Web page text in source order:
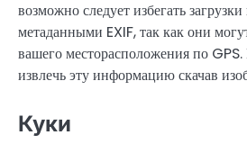
возможно следует избегать
метаданными EXIF, так как они
вашего месторасположения по
извлечь эту информацию скачав
Куки